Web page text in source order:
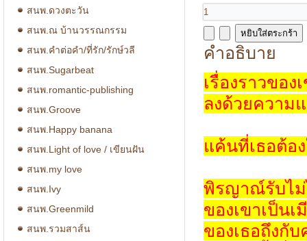
สนพ.ดวงตะวัน
สนพ.ณ บ้านวรรณกรรม
สนพ.คำต่อคำ/ที่รัก/รักษ์วลี
สนพ.Sugarbeat
สนพ.romantic-publishing
สนพ.Groove
สนพ.Happy banana
สนพ.Light of love / เขียนฝัน
สนพ.my love
สนพ.Ivy
สนพ.Greenmild
สนพ.รวมสาส์น
คำอธิบาย
เรื่องราวขอ
ลงด้วยความ
แค้นที่เธอต้อ
พิรญาณ์รับไม่
ของเขาเป็น
ของเธอถึงกั